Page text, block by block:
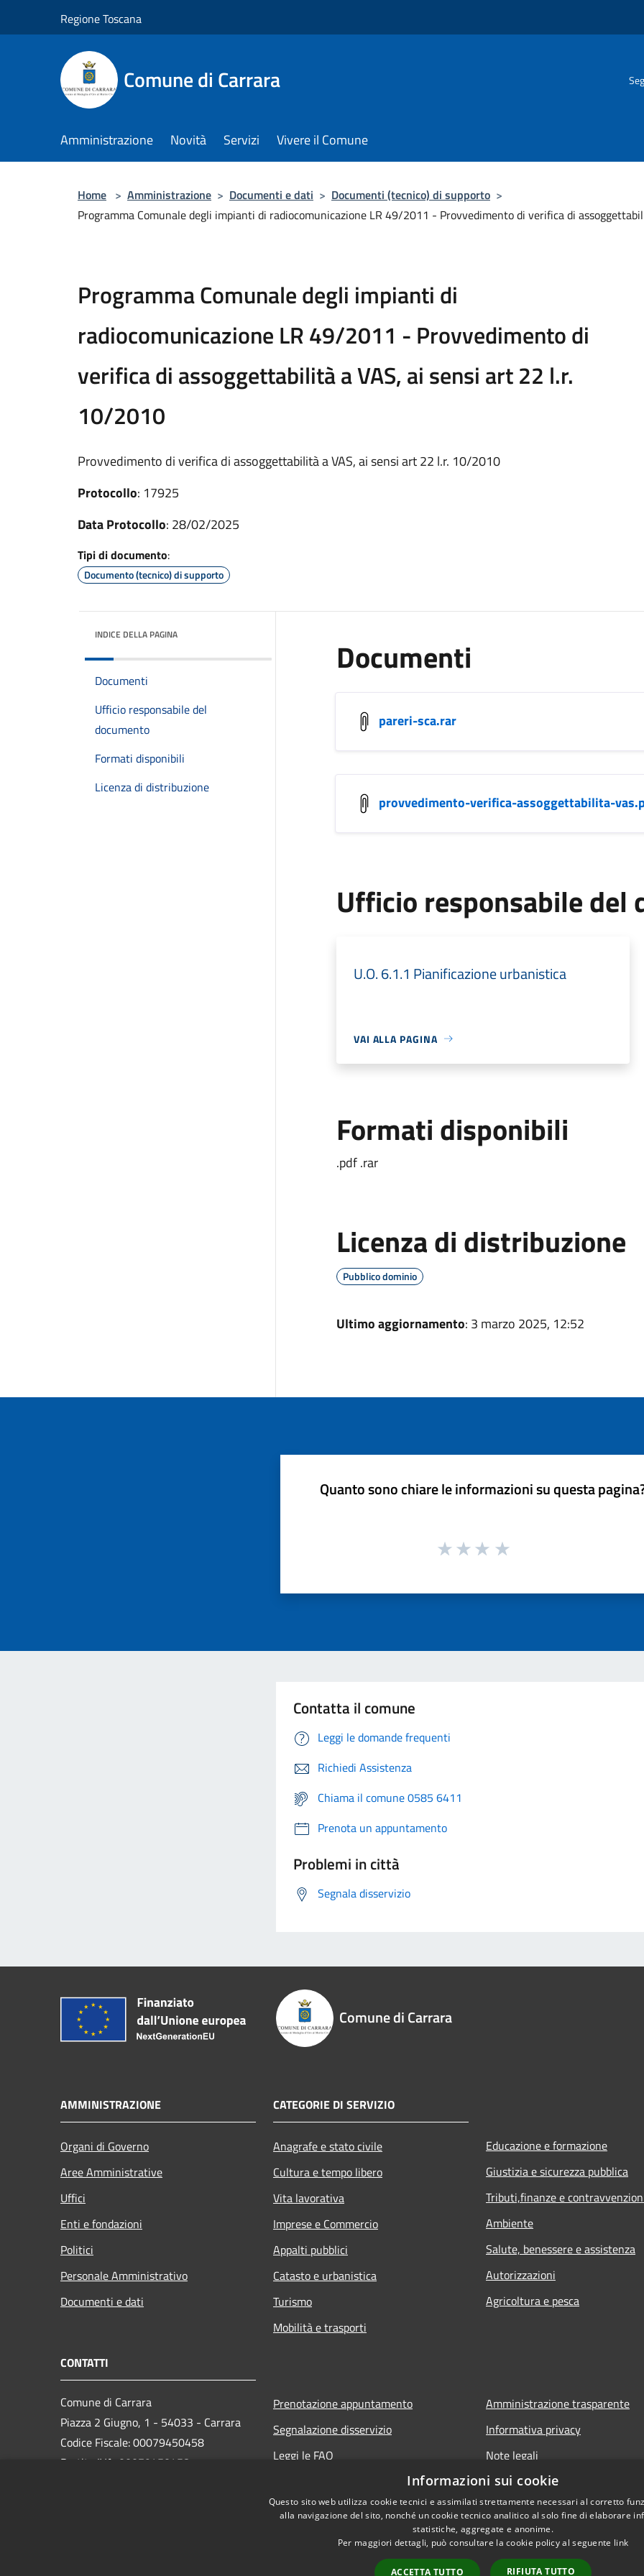
Regione Toscana
Comune di Carrara
Amministrazione Novità Servizi Vivere il Comune
Home > Amministrazione > Documenti e dati > Documenti (tecnico) di supporto >
Programma Comunale degli impianti di radiocomunicazione LR 49/2011 - Provvedimento di verifica di
Programma Comunale degli impianti di
radiocomunicazione LR 49/2011 - Provvedimento di
verifica di assoggettabilità a VAS, ai sensi art 22 l.r.
10/2010
Provvedimento di verifica di assoggettabilità a VAS, ai sensi art 22 l.r. 10/2010
Protocollo: 17925
Data Protocollo: 28/02/2025
Tipi di documento:
Documento (tecnico) di supporto
INDICE DELLA PAGINA
Documenti
Ufficio responsabile del
documento
Formati disponibili
Licenza di distribuzione
Documenti
pareri-sca.rar
provvedimento-verifica-assoggettabilita-
Ufficio responsabile del
U.O. 6.1.1 Pianificazione urbanistica
VAI ALLA PAGINA
Formati disponibili
.pdf .rar
Licenza di distribuzione
Pubblico dominio
Ultimo aggiornamento: 3 marzo 2025, 12:52
Quanto sono chiare le informazioni su questa
Contatta il comune
Leggi le domande frequenti
Richiedi Assistenza
Chiama il comune 0585 6411
Prenota un appuntamento
Problemi in città
Segnala disservizio
Comune di Carrara
AMMINISTRAZIONE
Organi di Governo
Aree Amministrative
Uffici
Enti e fondazioni
Politici
Personale Amministrativo
Documenti e dati
CATEGORIE DI SERVIZIO
Anagrafe e stato civile
Cultura e tempo libero
Vita lavorativa
Imprese e Commercio
Appalti pubblici
Catasto e urbanistica
Turismo
Mobilità e trasporti
Educazione e formazione
Giustizia e sicurezza pubblica
Tributi,finanze e
Ambiente
Salute, benessere e assistenza
Autorizzazioni
Agricoltura e pesca
CONTATTI
Comune di Carrara
Piazza 2 Giugno, 1 - 54033 - Carrara
Codice Fiscale: 00079450458
Partita IVA: 00079450458
Prenotazione appuntamento
Segnalazione disservizio
Leggi le FAQ
Amministrazione trasparente
Informativa privacy
Note legali
Dichiarazione di accessibilità
Informazioni sui cookie
Questo sito web utilizza cookie tecnici e assimilati strettamente necessari al corretto
alla navigazione del sito, nonché un cookie tecnico analitico al solo fine di elaborare
statistiche, aggregate e anonime.
Per maggiori dettagli, può consultare la cookie policy al seguente link
ACCETTA TUTTO RIFIUTA TUTTO